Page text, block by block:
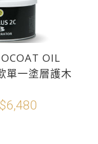
OIL
單一塗層護木
6,480